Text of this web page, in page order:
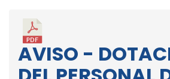
AVISO -